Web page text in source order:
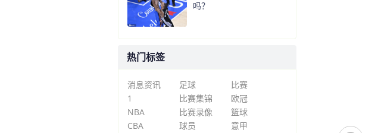
吗？
热门标签
消息资讯 足球
比赛
1
比赛集锦
欧冠
NBA
比赛录像
篮球
CBA
球员 意甲